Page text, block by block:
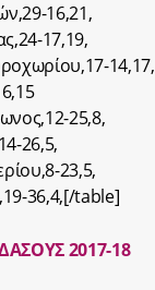
16,21,
17,19,
14,17,
25,8,
26,5,
23,5,
36,4,[/table]